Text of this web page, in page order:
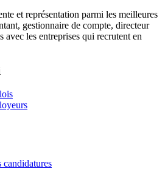
et représentation parmi les meilleures
gestionnaire de compte, directeur
avec les entreprises qui recrutent en
candidatures